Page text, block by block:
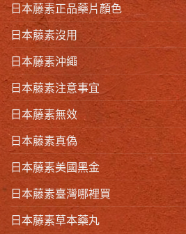
日本藤素正品藥片顏色
日本藤素沒用
日本藤素沖繩
日本藤素注意事宜
日本藤素無效
日本藤素真偽
日本藤素美國黑金
日本藤素臺灣哪裡買
日本藤素草本藥丸